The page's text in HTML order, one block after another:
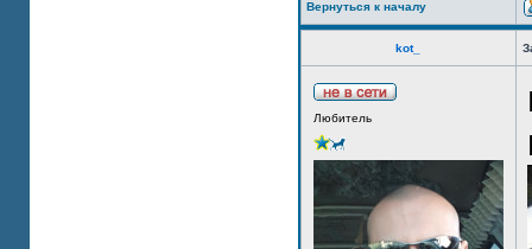
Вернуться к началу
kot_
Любитель